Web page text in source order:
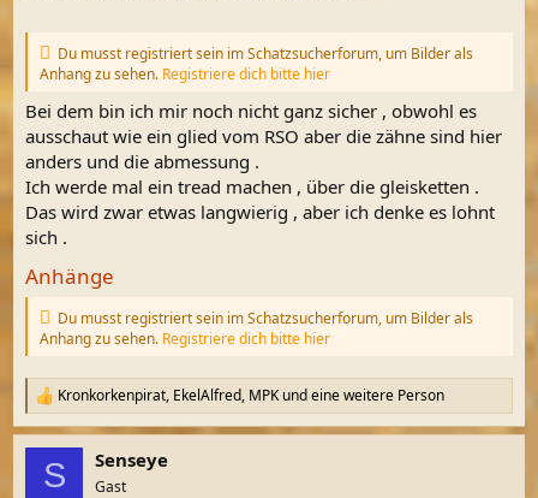
Du musst registriert sein im Schatzsucherforum, um Bilder als
Anhang zu sehen. Registriere dich bitte hier
Bei dem bin ich mir noch nicht ganz sicher , obwohl es
ausschaut wie ein glied vom RSO aber die zähne sind hier
anders und die abmessung .
Ich werde mal ein tread machen , über die gleisketten .
Das wird zwar etwas langwierig , aber ich denke es lohnt
sich .
Anhänge
Du musst registriert sein im Schatzsucherforum, um Bilder als
Anhang zu sehen. Registriere dich bitte hier
R
e
a
Kronkorkenpirat, EkelAlfred, MPKund eine weitere Person
S Senseye
Gast